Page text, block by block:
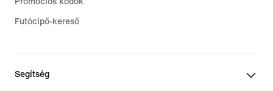
Futócipő-kereső
Segítség